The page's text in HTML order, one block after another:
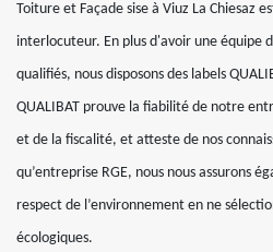
Toiture et Façade sise à Viuz La Chiesaz
interlocuteur. En plus d'avoir une équipe
qualifiés, nous disposons des labels
QUALIBAT prouve la fiabilité de notre
et de la fiscalité, et atteste de nos
qu’entreprise RGE, nous nous assurons
respect de l’environnement en ne
écologiques.